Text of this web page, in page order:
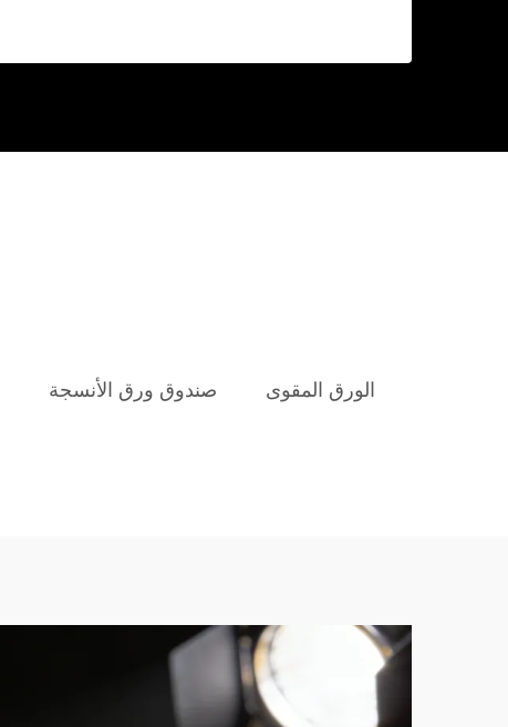
الورق المقوى صندوق ورق الأنسجة